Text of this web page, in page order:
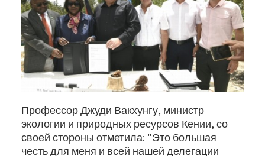
Профессор Джуди Вакхунгу, министр
экологии и природных ресурсов Кении, со
своей стороны отметила: "Это большая
честь для меня и всей нашей делегации